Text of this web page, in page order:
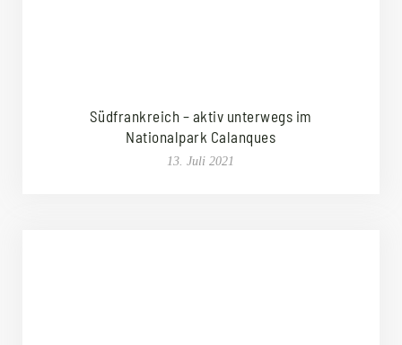
Südfrankreich – aktiv unterwegs im
Nationalpark Calanques
13. Juli 2021